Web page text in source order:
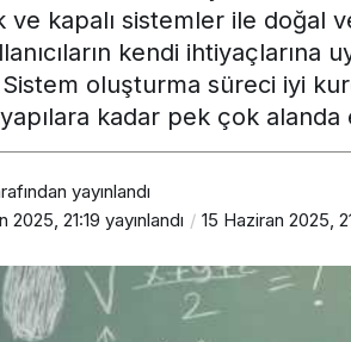
ve kapalı sistemler ile doğal
kendi ihtiyaçlarına
Sistem oluşturma süreci iyi
kadar pek çok alanda
yayınlandı
2025, 21:19 yayınlandı 15 Haziran 2025,